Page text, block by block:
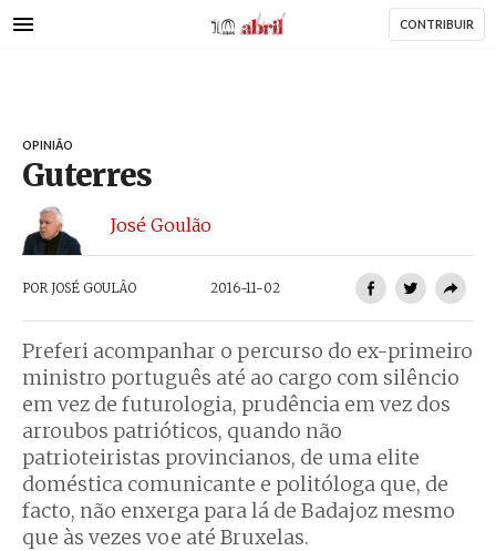
para
AbrilAbril CONTRIBUIR
OPINIÃO
Guterres
José Goulão
POR JOSÉ GOULÃO 2016-11-02
Preferi acompanhar o percurso do ex-primeiro
ministro português até ao cargo com silêncio
em vez de futurologia, prudência em vez dos
arroubos patrióticos, quando não
patrioteiristas provincianos, de uma elite
doméstica comunicante e politóloga que, de
facto, não enxerga para lá de Badajoz mesmo
que às vezes voe até Bruxelas.